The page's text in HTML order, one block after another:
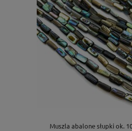
Muszla abalone słupki ok.